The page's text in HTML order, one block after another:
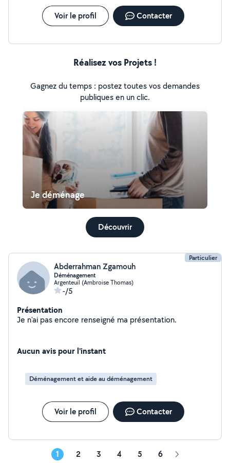
date et ce qu'il faut faire.
Voir le profil Contacter
Réalisez vos Projets !
Gagnez du temps : postez toutes vos demandes
publiques en un clic.
Je déménage
Découvrir
Particulier
Abderrahman Zgamouh
Déménagement
Argenteuil (Ambroise Thomas)
-/5
Présentation
Je n'ai pas encore renseigné ma présentation.
Aucun avis pour l'instant
Déménagement et aide au déménagement
Voir le profil Contacter
1 2 3 4 5 6 Page